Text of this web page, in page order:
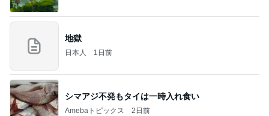
地獄
日本人 1日前
シマアジ不発もタイは一時入れ食い
Amebaトピックス 2日前